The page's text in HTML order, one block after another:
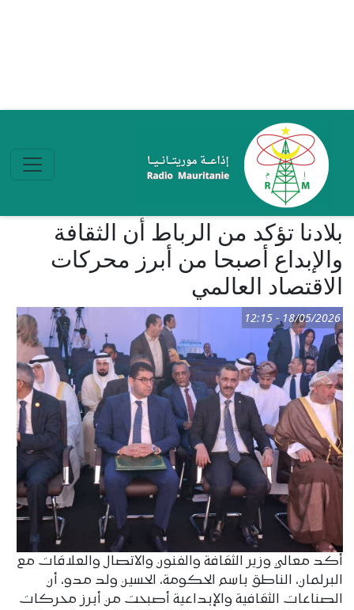
بلادنا تؤكد من الرباط أن الثقافة
والإبداع أصبحا من أبرز محركات
الاقتصاد العالمي
18/05/2026 - 12:15
أكد معالي وزير الثقافة والفنون والاتصال والعلاقات مع
البرلمان، الناطق باسم الحكومة، الحسين ولد مدو، أن
الصناعات الثقافية والإبداعية أصبحت من أبرز محركات